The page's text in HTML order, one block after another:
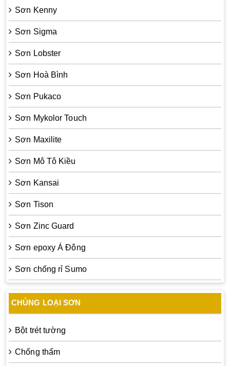
Sơn Kenny
Sơn Sigma
Sơn Lobster
Sơn Hoà Bình
Sơn Pukaco
Sơn Mykolor Touch
Sơn Maxilite
Sơn Mô Tô Kiều
Sơn Kansai
Sơn Tison
Sơn Zinc Guard
Sơn epoxy Á Đông
Sơn chống rỉ Sumo
CHỦNG LOẠI SƠN
Bột trét tường
Chống thấm